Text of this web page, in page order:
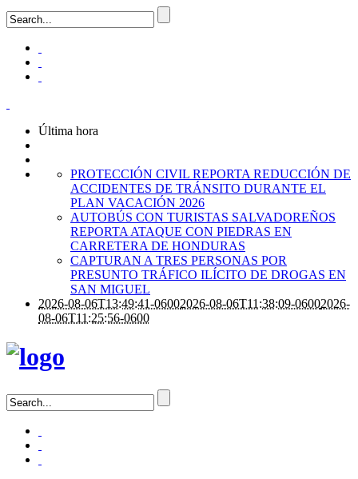
Última hora
PROTECCIÓN CIVIL REPORTA REDUCCIÓN DE
ACCIDENTES DE TRÁNSITO DURANTE EL
PLAN VACACIÓN 2026
AUTOBÚS CON TURISTAS SALVADOREÑOS
REPORTA ATAQUE CON PIEDRAS EN
CARRETERA DE HONDURAS
CAPTURAN A TRES PERSONAS POR
PRESUNTO TRÁFICO ILÍCITO DE DROGAS EN
SAN MIGUEL
2026-08-06T13:49:41-06002026-08-06T11:38:09-06002026-
08-06T11:25:56-0600